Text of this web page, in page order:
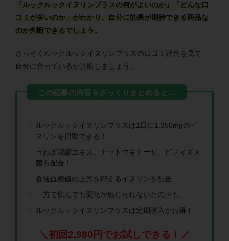
「ルックルックイヌリンプラスの何がよいのか」「どんな口
コミが多いのか」がわかり、自分に効果が期待できる商品な
のか判断できるでしょう。
さっそくルックルックイヌリンプラスの口コミ評判を見て、
自分に合っているか判断しましょう。
ルックルックイヌリンプラスは1日に1,350mgのイ
ヌリンを摂取できる！
玉ねぎ濃縮エキス、ナットウキナーゼ、ビフィズス
菌も配合！
食後血糖値の上昇を抑えるイヌリンを配合
一方で飲んでも変化が感じられないとの声も。
ルックルックイヌリンプラスは定期購入がお得！
＼初回2,980円でお試しできる！／